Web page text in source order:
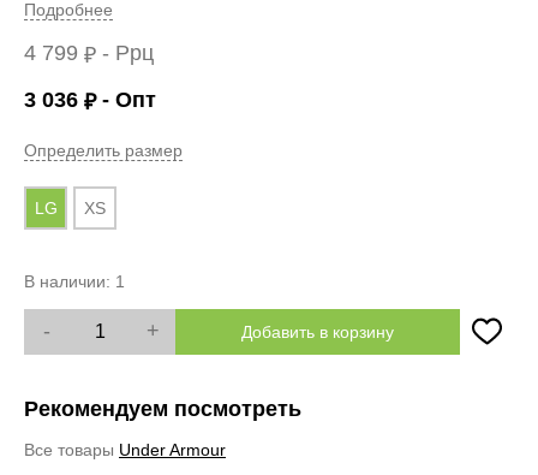
Подробнее
4 799 ₽ - Ррц
3 036 ₽- Опт
Определить размер
LG XS
В наличии: 1
- + Добавить в корзину
Рекомендуем посмотреть
Все товары Under Armour